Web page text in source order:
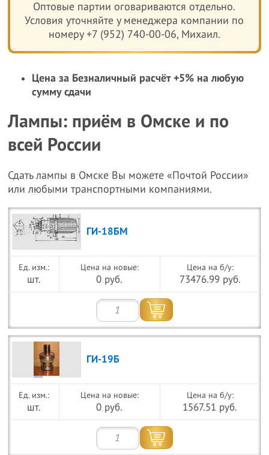
Оптовые партии оговариваются отдельно.
Условия уточняйте у менеджера компании по
номеру +7 (952) 740-00-06, Михаил.
Цена за Безналичный расчёт +5% на любую
сумму сдачи
Лампы: приём в Омске и по
всей России
Сдать лампы в Омске Вы можете «Почтой России»
или любыми транспортными компаниями.
ГИ-18БМ
шт.
Цена на новые:
0 руб.
Цена на б/у:
73476.99 руб.
ГИ-19Б
шт.
Цена на новые:
0 руб.
Цена на б/у:
1567.51 руб.